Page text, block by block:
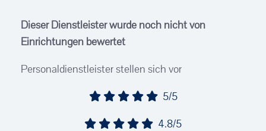
Dieser Dienstleister wurde noch nicht von
Einrichtungen bewertet
Personaldienstleister stellen sich vor
5/5
4.8/5